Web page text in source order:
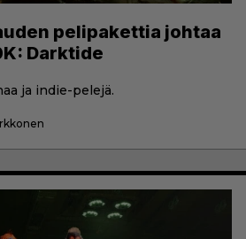
pelipakettia johtaa
Darktide
ja indie-pelejä.